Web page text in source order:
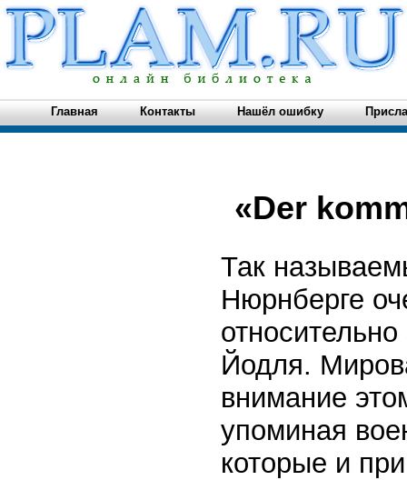
Главная Контакты Нашёл ошибку
«Der
Так
Нюрнберге
Йодля.
внимание
упоминая
которые и